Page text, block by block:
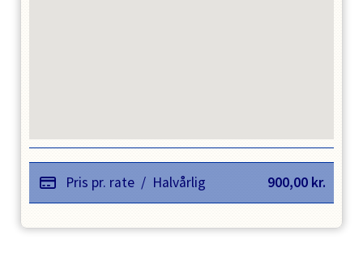
Pris pr. rate / Halvårlig 900,00 kr.